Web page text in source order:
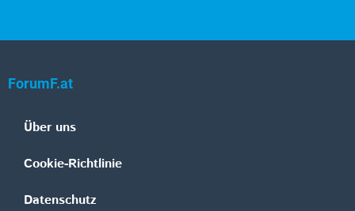
ForumF.at
Über uns
Cookie-Richtlinie
Datenschutz